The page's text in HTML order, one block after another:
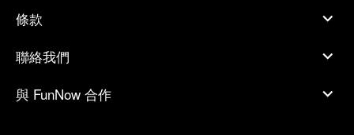
條款
聯絡我們
與 FunNow 合作